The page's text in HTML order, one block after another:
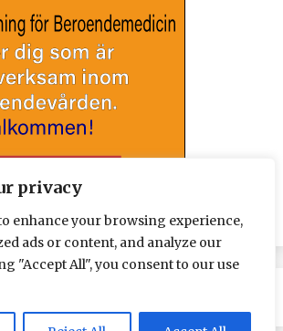
privacy
enhance your browsing experience,
ads or content, and analyze our
"Accept All", you consent to our use